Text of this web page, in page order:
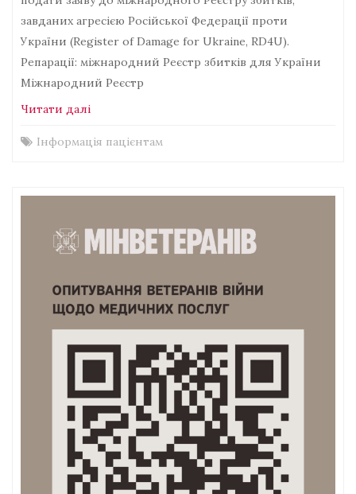
завданих агресією Російської Федерації проти
України (Register of Damage for Ukraine, RD4U).
Репарації: міжнародний Реєстр збитків для України
Міжнародний Реєстр
Читати далі
Інформація пацієнтам